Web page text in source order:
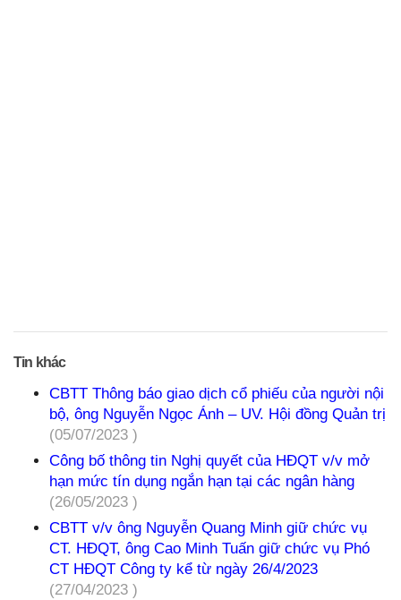
Tin khác
CBTT Thông báo giao dịch cổ phiếu của người nội
bộ, ông Nguyễn Ngọc Ánh – UV. Hội đồng Quản trị
(05/07/2023 )
Công bố thông tin Nghị quyết của HĐQT v/v mở
hạn mức tín dụng ngắn hạn tại các ngân hàng
(26/05/2023 )
CBTT v/v ông Nguyễn Quang Minh giữ chức vụ
CT. HĐQT, ông Cao Minh Tuấn giữ chức vụ Phó
CT HĐQT Công ty kể từ ngày 26/4/2023
(27/04/2023 )